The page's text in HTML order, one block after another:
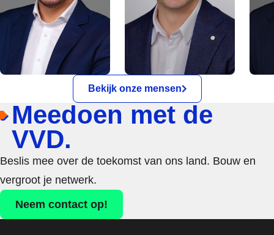
Bekijk onze mensen
Meedoen met de
VVD.
Beslis mee over de toekomst van ons land. Bouw en
vergroot je netwerk.
Neem contact op!